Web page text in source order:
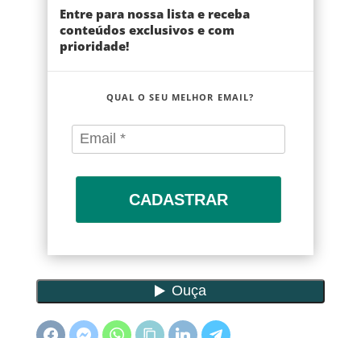
Entre para nossa lista e receba
conteúdos exclusivos e com
prioridade!
QUAL O SEU MELHOR EMAIL?
CADASTRAR